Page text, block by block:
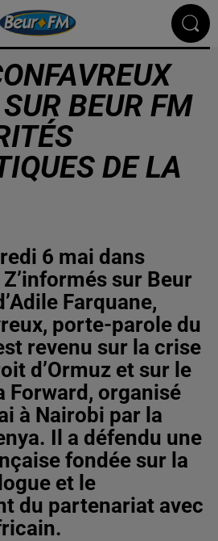
BEUR FM
DE LA
6 mai dans
Z’informés sur Beur
Farquane,
porte-parole du
revenu sur la crise
d’Ormuz et sur le
Forward, organisé
à Nairobi par la
Il a défendu une
fondée sur la
et le
du partenariat avec